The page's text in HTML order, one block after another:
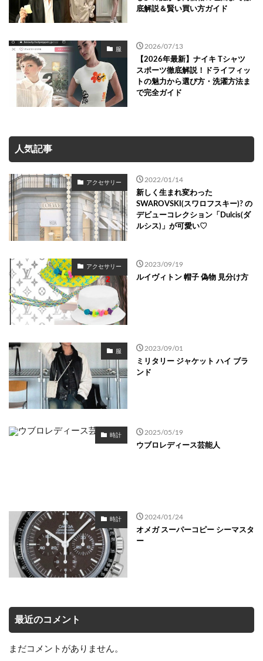
底解説＆賢い買い方ガイド
服 2026/07/13
【2026年最新】ナイキ Tシャツ
スポーツ徹底解説！ドライフィッ
トの魅力から選び方・洗濯方法ま
で完全ガイド
人気記事
アクセサリー 2022/01/14
新しく生まれ変わった
SWAROVSKI(スワロフスキー)? の
デビューコレクション「Dulcis(ダ
ルシス)」が可愛い♡
アクセサリー 2023/09/19
ルイヴィトン 帽子 偽物 見分け方
服 2023/09/01
ミリタリー ジャケット ハイ ブラ
ンド
時計 2025/05/19
ウブロレディース芸能人
時計 2024/01/24
オメガ スーパーコピー シーマスタ
ー
最近のコメント
まだコメントがありません。